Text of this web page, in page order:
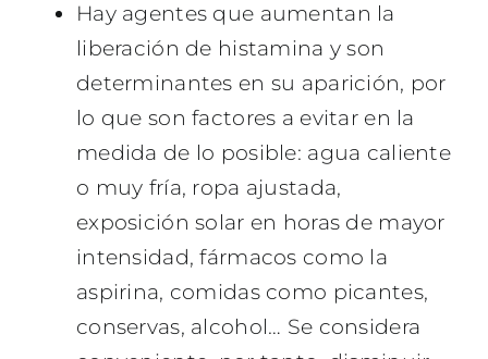
Hay agentes que aumentan la
liberación de histamina y son
determinantes en su aparición, por
lo que son factores a evitar en la
medida de lo posible: agua caliente
o muy fría, ropa ajustada,
exposición solar en horas de mayor
intensidad, fármacos como la
aspirina, comidas como picantes,
conservas, alcohol… Se considera